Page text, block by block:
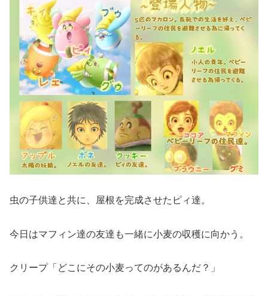
虫の子供達と共に、屋根を完成させたピィ達。
今日はマフィン達の友達も一緒に小麦の収穫に向かう。
クリープ「どこにその小麦ってのがあるんだ？」